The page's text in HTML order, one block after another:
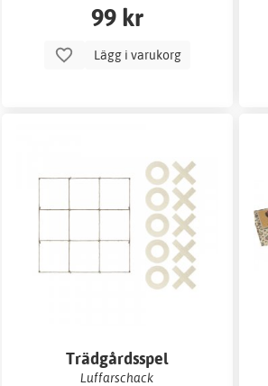
99 kr
Lägg i varukorg
Trädgårdsspel
Luffarschack